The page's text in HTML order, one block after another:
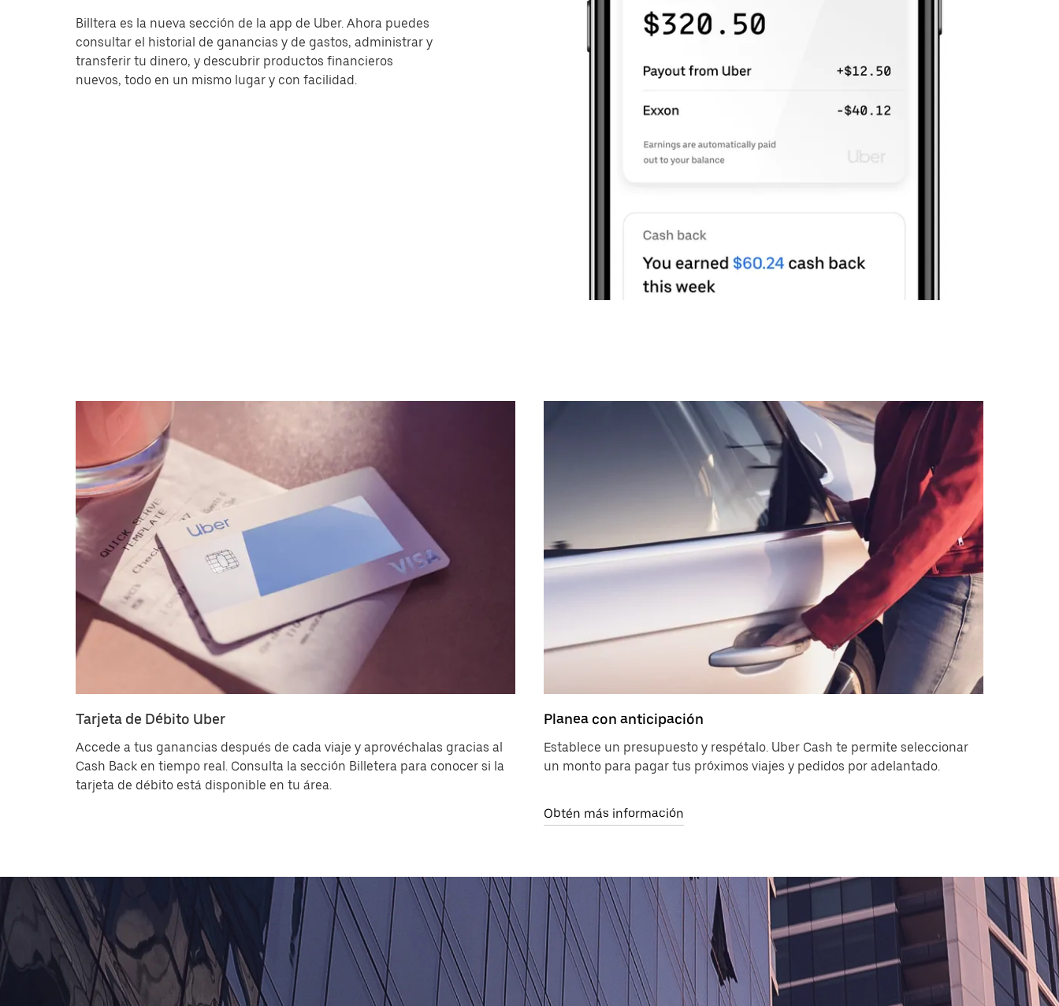
Billtera es la nueva sección de la app de Uber. Ahora puedes
consultar el historial de ganancias y de gastos, administrar y
transferir tu dinero, y descubrir productos financieros
nuevos, todo en un mismo lugar y con facilidad.
Tarjeta de Débito Uber
Accede a tus ganancias después de cada viaje y aprovéchalas gracias al
Cash Back en tiempo real. Consulta la sección Billetera para conocer si la
tarjeta de débito está disponible en tu área.
Planea con anticipación
Establece un presupuesto y respétalo. Uber Cash te permite seleccionar
un monto para pagar tus próximos viajes y pedidos por adelantado.
Obtén más información